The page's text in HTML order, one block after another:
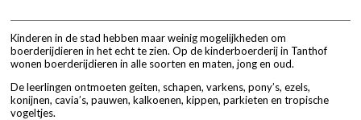
Kinderen in de stad hebben maar weinig mogelijkheden om
boerderijdieren in het echt te zien. Op de kinderboerderij in Tanthof
wonen boerderijdieren in alle soorten en maten, jong en oud.
De leerlingen ontmoeten geiten, schapen, varkens, pony’s, ezels,
konijnen, cavia’s, pauwen, kalkoenen, kippen, parkieten en tropische
vogeltjes.